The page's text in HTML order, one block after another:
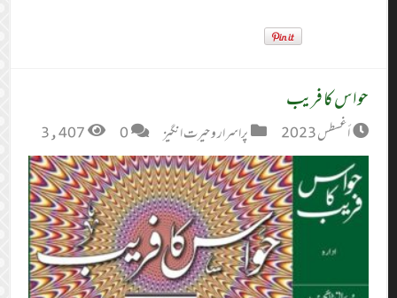
حواس کا فریب
أغسطس 2023 پراسرار و حیرت انگیز 0
3,407